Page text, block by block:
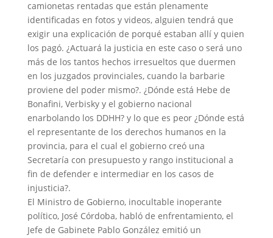
camionetas rentadas que están plenamente
identificadas en fotos y videos, alguien tendrá que
exigir una explicación de porqué estaban allí y quien
los pagó. ¿Actuará la justicia en este caso o será uno
más de los tantos hechos irresueltos que duermen
en los juzgados provinciales, cuando la barbarie
proviene del poder mismo?. ¿Dónde está Hebe de
Bonafini, Verbisky y el gobierno nacional
enarbolando los DDHH? y lo que es peor ¿Dónde está
el representante de los derechos humanos en la
provincia, para el cual el gobierno creó una
Secretaría con presupuesto y rango institucional a
fin de defender e intermediar en los casos de
injusticia?.
El Ministro de Gobierno, inocultable inoperante
político, José Córdoba, habló de enfrentamiento, el
Jefe de Gabinete Pablo González emitió un